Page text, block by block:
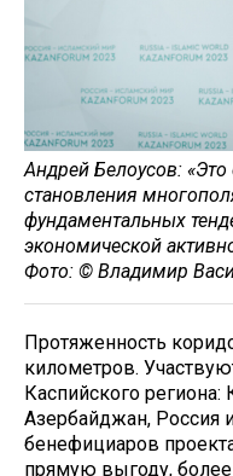
Андрей Белоусов: «Это
становления
фундаментальных
экономической
Фото: © Владимир
Протяженность
километров.
Каспийского региона:
Азербайджан, Россия
бенефициаров
прямую выгоду,